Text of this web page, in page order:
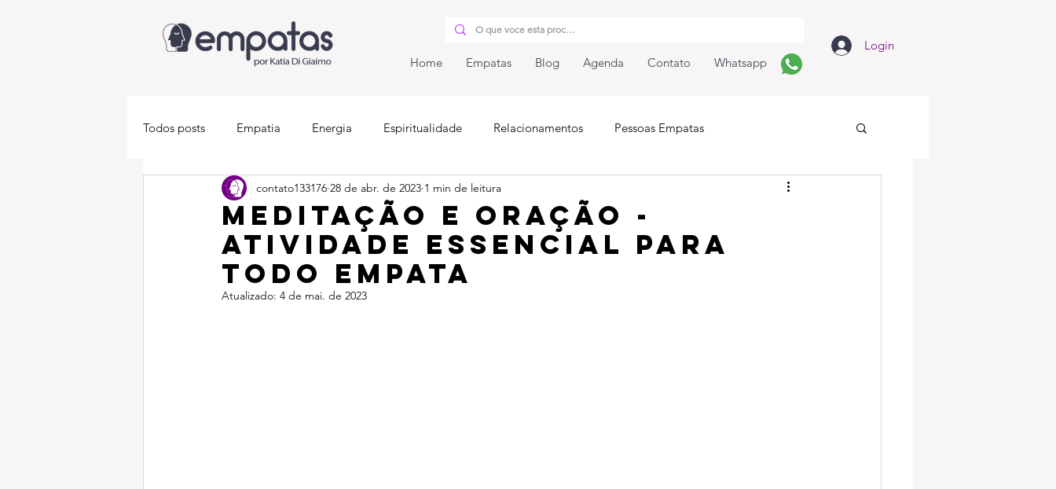
Home Empatas Blog Agenda Contato Whatsapp
Login
Todos posts Empatia Energia Espiritualidade Relacionamentos Pessoas Empatas
Descobrindo-se empata Mediunidade
Meditação e oração -
atividade essencial para
todo empata
contato133176 28 de abr. de 2023 1 min de leitura
Atualizado: 4 de mai. de 2023